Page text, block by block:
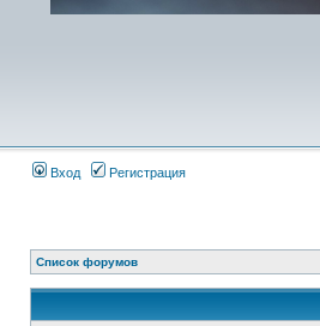
Вход Регистрация
Список форумов